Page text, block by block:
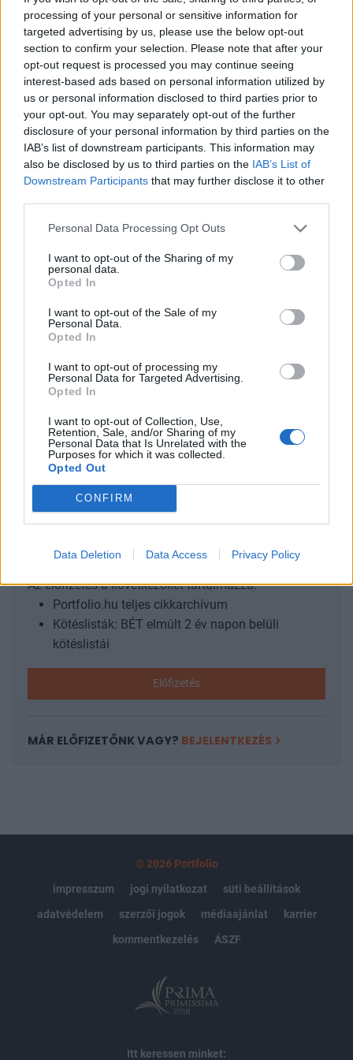
processing of your personal or sensitive information for
targeted advertising by us, please use the below opt-out
section to confirm your selection. Please note that after your
opt-out request is processed you may continue seeing
interest-based ads based on personal information utilized by
us or personal information disclosed to third parties prior to
your opt-out. You may separately opt-out of the further
disclosure of your personal information by third parties on the
IAB’s list of downstream participants. This information may
also be disclosed by us to third parties on the IAB’s List of
Downstream Participants that may further disclose it to other
Personal Data Processing Opt Outs
I want to opt-out of the Sharing of my
personal data.
Opted In
I want to opt-out of the Sale of my
Personal Data.
Opted In
I want to opt-out of processing my
Personal Data for Targeted Advertising.
Opted In
I want to opt-out of Collection, Use,
Retention, Sale, and/or Sharing of my
Personal Data that Is Unrelated with the
Purposes for which it was collected.
Opted Out
CONFIRM
Data Deletion Data Access Privacy Policy
Munkahelyek létrehozása, felelős hitelezés, javuló
ügyfélkiszolgálás és banki stabilitás - ezek köré a
témák köré épül a K&H szakmai évzáró
programja. Németh Dávid, a K&H vezető
közgazdásza többek között arról beszélt, hogy
mely tényezők jelentik ma a világon a legnagyobb
problémákat vállalati és lakossági oldalon. Dr.
Bába Ágnes, a K&H lakossági üzletágért felelős
vezérigazgató-helyettese pedig előadásában
kiemelte, hogy egyre erősebb fenyegetést
a befektetési alapok a megtakarításokért indított
versenyben.
Németh Dávid előadásában az alábbi témákat érintette:
Ma egy World Bank tanulmány szerint a kis -és
középvállalatok számára a legnagyobb kihívást a
finanszírozáshoz való hozzáférés jelenti, míg a
nagyvállalatoknál a legnagyobb problémát az energiához
való hozzáférés nehézsége adja. Amennyiben jövedelem
(GNI) alapján rangsoroljunk a legnagyobb problémákat...
KEDVES OLVASÓNK!
A keresett cikk a portfolio.hu hírarchívumához
regisztrációhoz kötött.
Az előfizetés a következőket tartalmazza:
Portfolio.hu teljes cikkarchívum
Kötéslisták: BÉT elmúlt 2 év napon belüli
kötéslistái
Előfizetés
MÁR ELŐFIZETŐNK VAGY? BEJELENTKEZÉS
© 2026 Portfolio
impresszum
jogi nyilatkozat
süti beállítások
adatvédelem
szerzői jogok médiaajánlat
karrier
kommentkezelés
ÁSZF
Itt keressen minket: